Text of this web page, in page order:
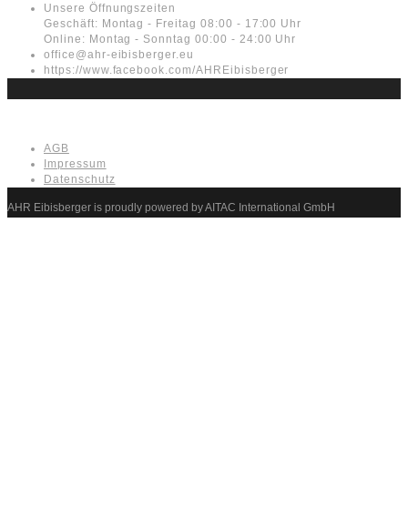
Unsere Öffnungszeiten
Geschäft: Montag - Freitag 08:00 - 17:00 Uhr
Online: Montag - Sonntag 00:00 - 24:00 Uhr
office@ahr-eibisberger.eu
https://www.facebook.com/AHREibisberger
AGB
Impressum
Datenschutz
AHR Eibisberger is proudly powered by AITAC International GmbH